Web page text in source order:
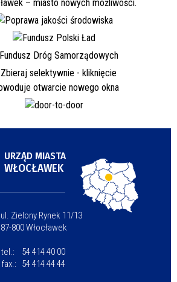
URZĄD MIASTA
WŁOCŁAWEK
ul. Zielony Rynek 11/13
87-800 Włocławek
tel.:
54 414 40 00
fax.:
54 414 44 44